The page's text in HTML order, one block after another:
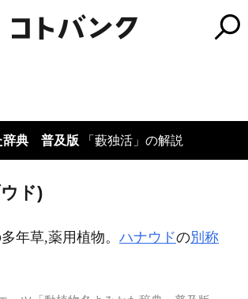
辞典 普及版 「藪独活」の解説
ド)
年草,薬用植物。 ハナウドの別称